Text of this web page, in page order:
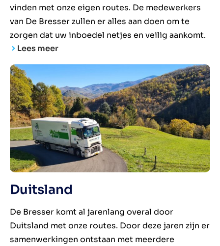
vinden met onze eigen routes. De medewerkers
van De Bresser zullen er alles aan doen om te
zorgen dat uw inboedel netjes en veilig aankomt.
Lees meer
Duitsland
De Bresser komt al jarenlang overal door
Duitsland met onze routes. Door deze jaren zijn er
samenwerkingen ontstaan met meerdere